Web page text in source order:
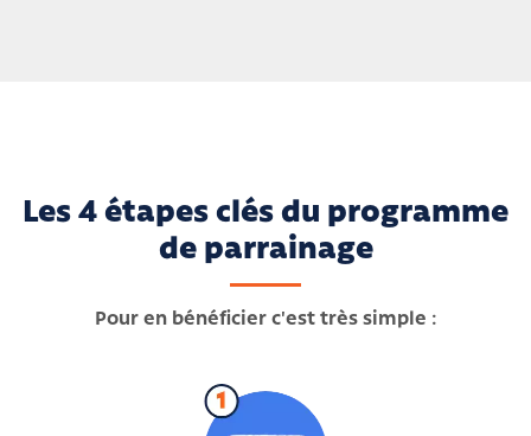
Les 4 étapes clés du programme
de parrainage
Pour en bénéficier c'est très simple :